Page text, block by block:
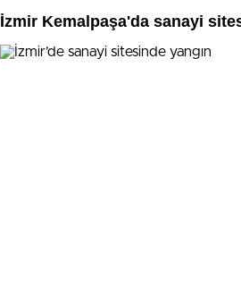
İzmir Kemalpaşa'da sanayi